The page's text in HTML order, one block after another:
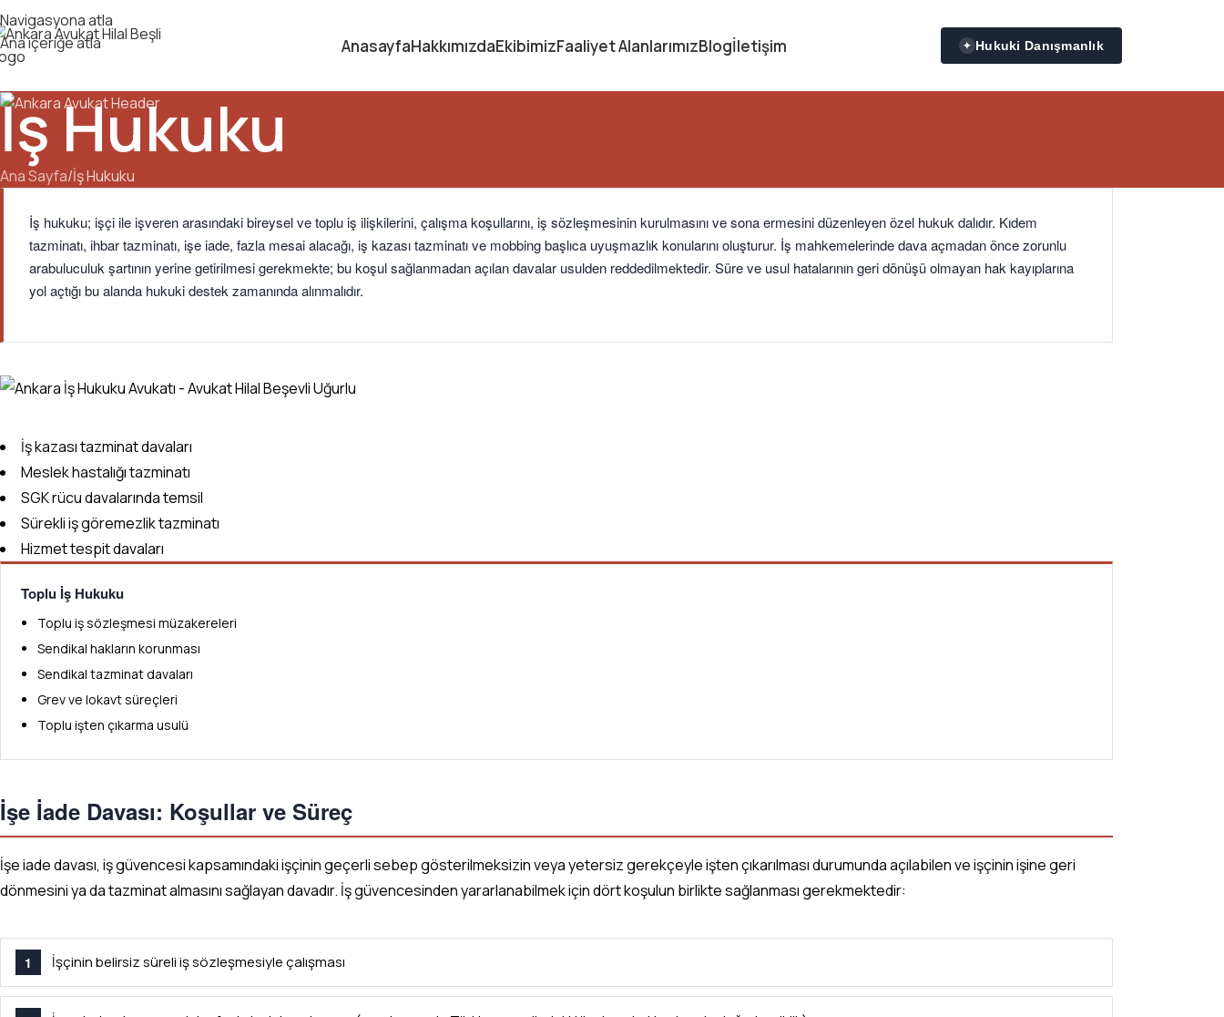
Navigasyona atla
Ana içeriğe atla
AnasayfaHakkımızdaEkibimizFaaliyet AlanlarımızBlogİletişim ✦ Hukuki Danışmanlık
İş Hukuku
Ana Sayfa İş Hukuku
İş hukuku; işçi ile işveren arasındaki bireysel ve toplu iş ilişkilerini, çalışma koşullarını, iş sözleşmesinin kurulmasını ve sona ermesini düzenleyen özel hukuk dalıdır. Kıdem
tazminatı, ihbar tazminatı, işe iade, fazla mesai alacağı, iş kazası tazminatı ve mobbing başlıca uyuşmazlık konularını oluşturur. İş mahkemelerinde dava açmadan önce zorunlu
arabuluculuk şartının yerine getirilmesi gerekmekte; bu koşul sağlanmadan açılan davalar usulden reddedilmektedir. Süre ve usul hatalarının geri dönüşü olmayan hak kayıplarına
yol açtığı bu alanda hukuki destek zamanında alınmalıdır.
İş kazası tazminat davaları
Meslek hastalığı tazminatı
SGK rücu davalarında temsil
Sürekli iş göremezlik tazminatı
Hizmet tespit davaları
Toplu İş Hukuku
Toplu iş sözleşmesi müzakereleri
Sendikal hakların korunması
Sendikal tazminat davaları
Grev ve lokavt süreçleri
Toplu işten çıkarma usulü
İşe İade Davası: Koşullar ve Süreç
İşe iade davası, iş güvencesi kapsamındaki işçinin geçerli sebep gösterilmeksizin veya yetersiz gerekçeyle işten çıkarılması durumunda açılabilen ve işçinin işine geri
dönmesini ya da tazminat almasını sağlayan davadır. İş güvencesinden yararlanabilmek için dört koşulun birlikte sağlanması gerekmektedir:
İşçinin belirsiz süreli iş sözleşmesiyle çalışması